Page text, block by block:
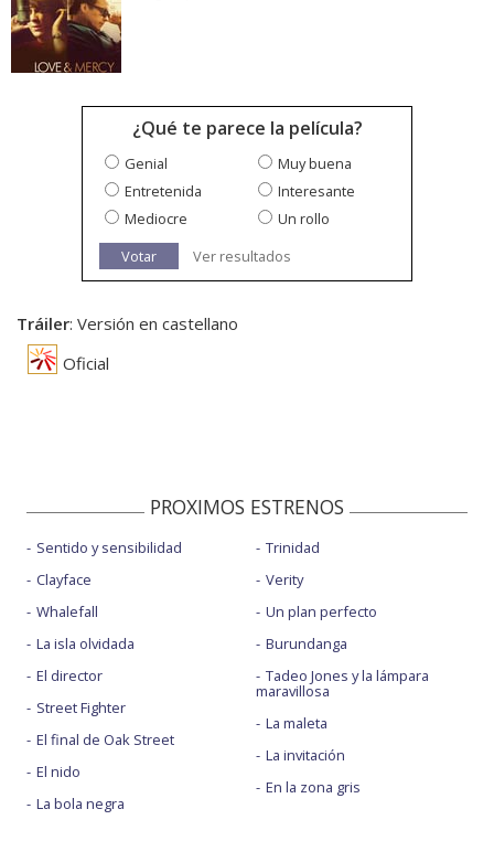
¿Qué te parece la película?
Genial
Muy buena
Entretenida
Interesante
Mediocre
Un rollo
Votar
Ver resultados
Tráiler: Versión en castellano
Oficial
PROXIMOS ESTRENOS
Sentido y sensibilidad
Clayface
Whalefall
La isla olvidada
El director
Street Fighter
El final de Oak Street
El nido
La bola negra
Trinidad
Verity
Un plan perfecto
Burundanga
Tadeo Jones y la lámpara
maravillosa
La maleta
La invitación
En la zona gris